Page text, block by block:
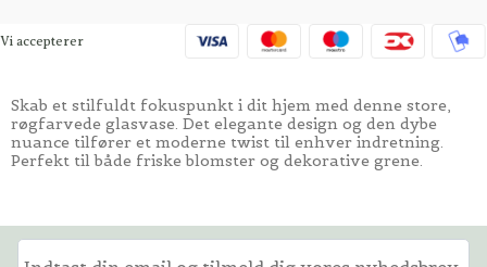
Vi accepterer
Skab et stilfuldt fokuspunkt i dit hjem med denne store,
røgfarvede glasvase. Det elegante design og den dybe
nuance tilfører et moderne twist til enhver indretning.
Perfekt til både friske blomster og dekorative grene.